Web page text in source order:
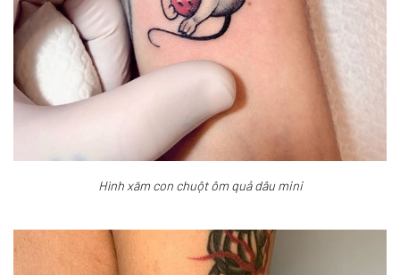
Hình xăm con chuột ôm quả dâu mini